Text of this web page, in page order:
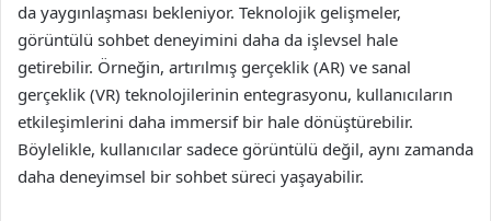
da yaygınlaşması bekleniyor. Teknolojik gelişmeler,
görüntülü sohbet deneyimini daha da işlevsel hale
getirebilir. Örneğin, artırılmış gerçeklik (AR) ve sanal
gerçeklik (VR) teknolojilerinin entegrasyonu, kullanıcıların
etkileşimlerini daha immersif bir hale dönüştürebilir.
Böylelikle, kullanıcılar sadece görüntülü değil, aynı zamanda
daha deneyimsel bir sohbet süreci yaşayabilir.